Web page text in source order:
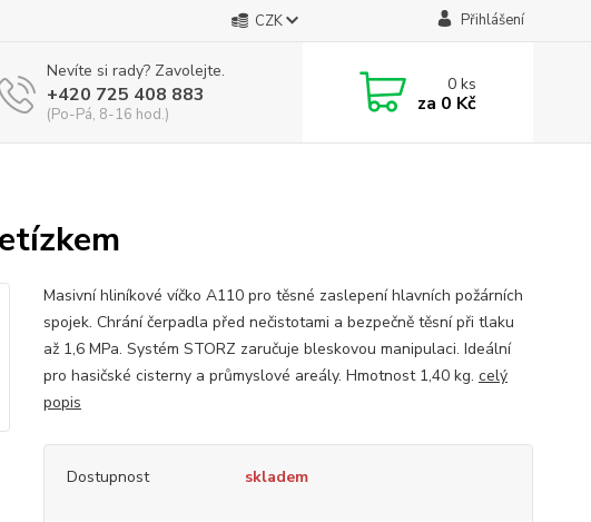
CZK Přihlášení
Nevíte si rady? Zavolejte.
+420 725 408 883
(Po-Pá, 8-16 hod.)
0ks
za 0 Kč
Masivní hliníkové víčko A110 pro těsné zaslepení hlavních požárních
spojek. Chrání čerpadla před nečistotami a bezpečně těsní při tlaku
až 1,6 MPa. Systém STORZ zaručuje bleskovou manipulaci. Ideální
pro hasičské cisterny a průmyslové areály. Hmotnost 1,40 kg. celý
popis
Dostupnost skladem